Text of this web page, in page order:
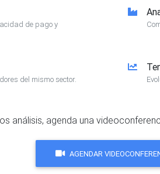
de pago y
del mismo sector.
análisis, agenda una
AGENDAR